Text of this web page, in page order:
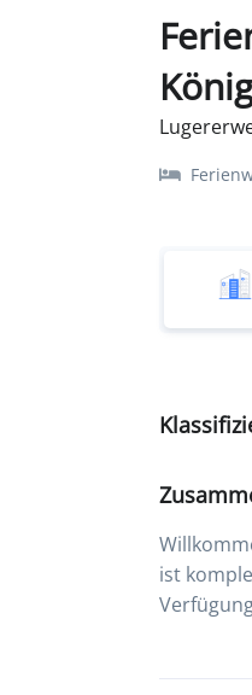
ist